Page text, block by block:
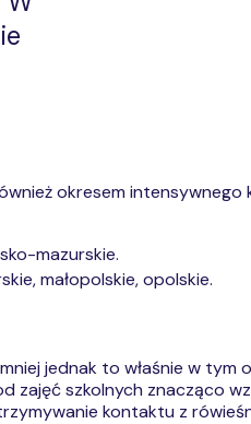
okresem
mazurskie.
małopolskie, opolskie.
jednak to właśnie w
zajęć szkolnych znacząco
kontaktu z